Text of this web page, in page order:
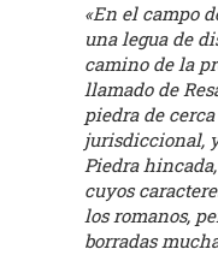
«En el campo
una legua de
camino de la
llamado de
piedra de
jurisdiccional,
Piedra
cuyos
los romanos,
borradas